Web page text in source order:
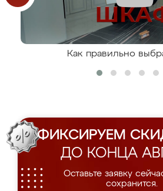
Как правильно
ФИКСИРУЕМ
ДО КОНЦА
Оставьте заявку
сохранится.